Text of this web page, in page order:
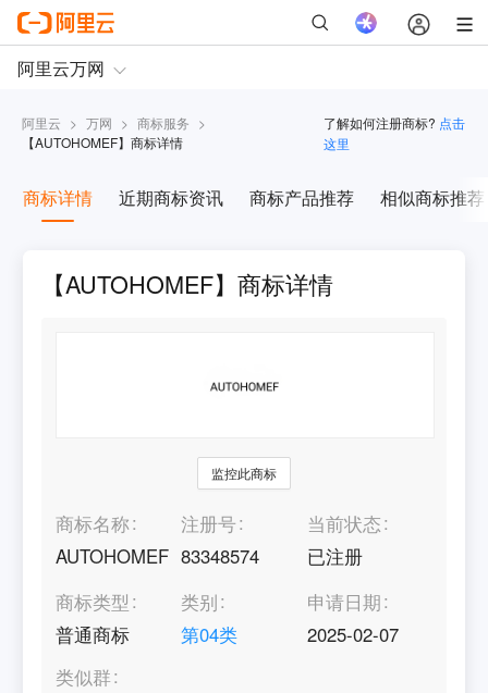
阿里云 > 万网 > 商标服务 >
【AUTOHOMEF】商标详情
了解如何注册商标? 点击
这里
商标详情 近期商标资讯 商标产品推荐 相似商标推荐
【AUTOHOMEF】商标详情
监控此商标
商标名称
AUTOHOMEF
注册号
83348574
当前状态
已注册
商标类型
普通商标
类别
第04类
申请日期
2025-02-07
类似群